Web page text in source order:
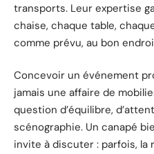
transports. Leur expertise
chaise, chaque table,
comme prévu, au bon
Concevoir un événement
jamais une affaire de
question d’équilibre,
scénographie. Un canapé
invite à discuter : parfois, la